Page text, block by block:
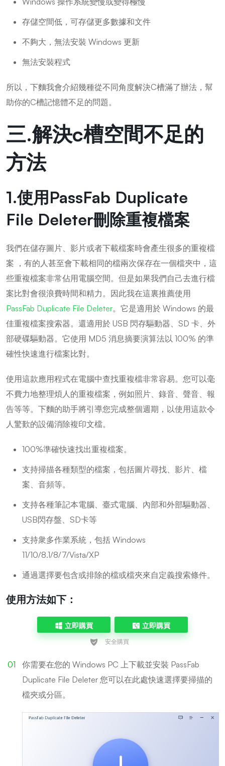
存儲空間低，可存儲更多數據和文件
不夠大，無法安裝 Windows 更新
無法安裝程式
所以，下麵我會介紹幾種從不同角度解決C槽滿了辦法，幫
助你的C槽記憶體不足的問題。
三.解決c槽空間不足的
方法
1.使用PassFab Duplicate
File Deleter刪除重複檔案
我們在儲存圖片、影片或者下載檔案時會產生很多的重複檔
案 ，有的人甚至會下載相同的檔兩次保存在一個檔夾中，這
些重複檔案非常佔用電腦空間。但是如果我們自己去進行檔
案比對會很浪費時間和精力。因此我在這裏推薦使用
PassFab Duplicate File Deleter。它是適用於 Windows 的最
佳重複檔案搜索器。還適用於 USB 閃存驅動器、SD 卡、外
部硬碟驅動器。它使用 MD5 消息摘要演算法以 100% 的準
確性快速進行檔案比對。
使用這款應用程式在電腦中查找重複檔非常容易。您可以毫
不費力地整理煩人的重複檔案，例如照片、錄音、聲音、報
告等等。下麵的助手將引導您完成整個週期，以使用這款令
人驚歎的設備消除複印文檔。
100%準確快速找出重複檔案。
支持掃描各種類型的檔案，包括圖片尋找、影片、檔
案、音頻等。
支持各種筆記本電腦、臺式電腦、內部和外部驅動器、
USB閃存盤、SD卡等
支持衆多作業系統，包括 Windows
11/10/8.1/8/7/Vista/XP
通過選擇要包含或排除的檔或檔夾來自定義搜索條件。
使用方法如下：
立即購買 立即購買
你需要在您的 Windows PC 上下載並安裝 PassFab
Duplicate File Deleter 您可以在此處快速選擇要掃描的
檔夾或分區。